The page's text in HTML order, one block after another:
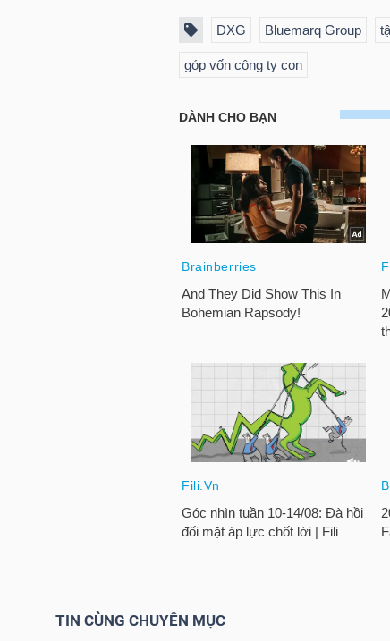
DXG Bluemarq Group
góp vốn công ty con
TIN CÙNG CHUYÊN MỤC
THIẾT